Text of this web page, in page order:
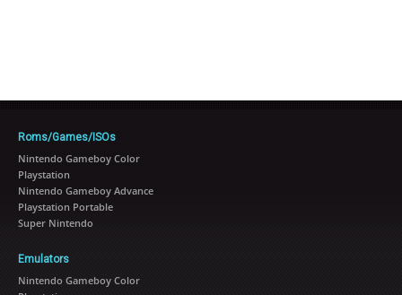
Roms/Games/ISOs
Nintendo Gameboy Color
Playstation
Nintendo Gameboy Advance
Playstation Portable
Super Nintendo
Emulators
Nintendo Gameboy Color